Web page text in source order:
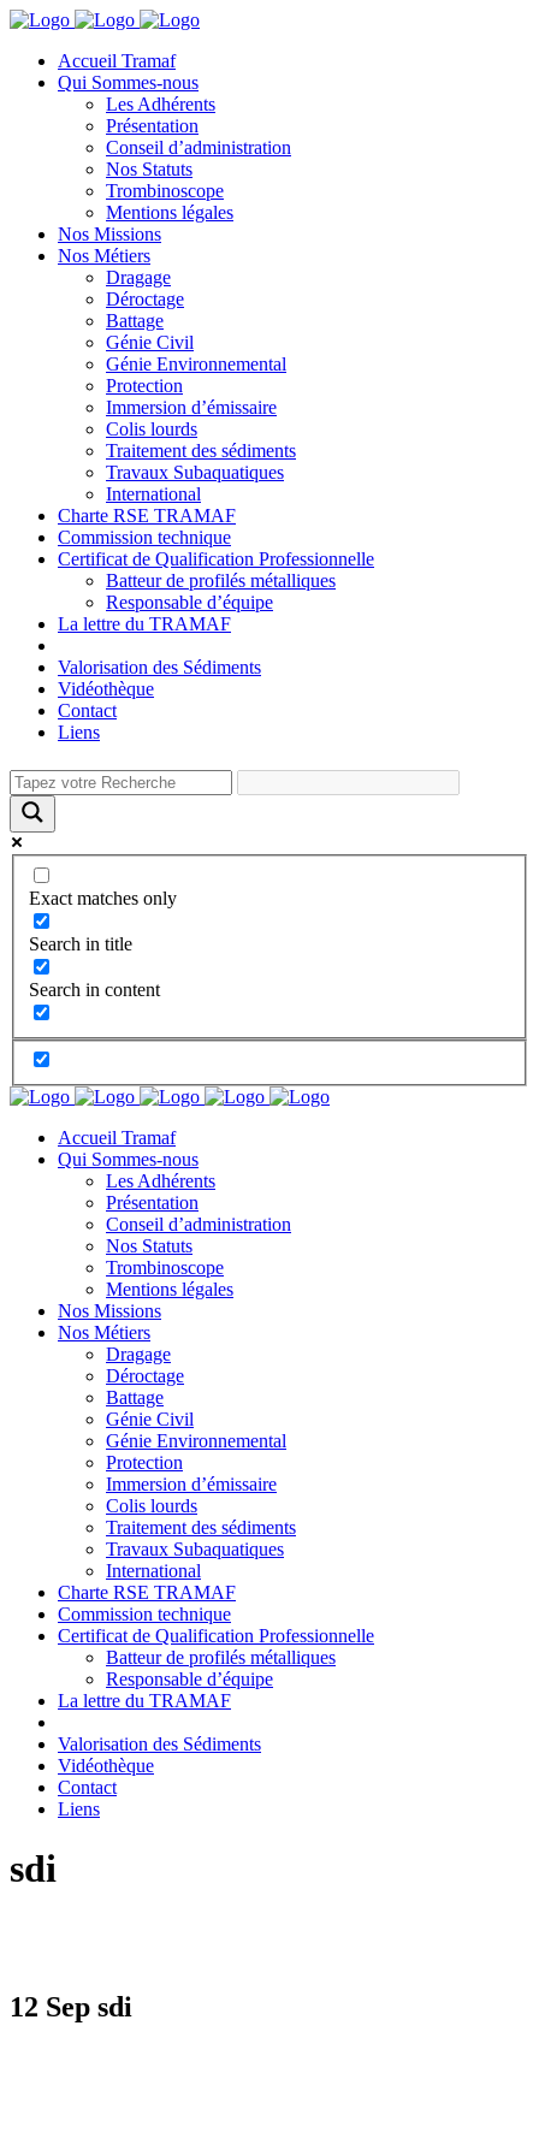
Accueil Tramaf
Qui Sommes-nous
Les Adhérents
Présentation
Conseil d’administration
Nos Statuts
Trombinoscope
Mentions légales
Nos Missions
Nos Métiers
Dragage
Déroctage
Battage
Génie Civil
Génie Environnemental
Protection
Immersion d’émissaire
Colis lourds
Traitement des sédiments
Travaux Subaquatiques
International
Charte RSE TRAMAF
Commission technique
Certificat de Qualification Professionnelle
Batteur de profilés métalliques
Responsable d’équipe
La lettre du TRAMAF
Valorisation des Sédiments
Vidéothèque
Contact
Liens
Exact matches only
Search in title
Search in content
Accueil Tramaf
Qui Sommes-nous
Les Adhérents
Présentation
Conseil d’administration
Nos Statuts
Trombinoscope
Mentions légales
Nos Missions
Nos Métiers
Dragage
Déroctage
Battage
Génie Civil
Génie Environnemental
Protection
Immersion d’émissaire
Colis lourds
Traitement des sédiments
Travaux Subaquatiques
International
Charte RSE TRAMAF
Commission technique
Certificat de Qualification Professionnelle
Batteur de profilés métalliques
Responsable d’équipe
La lettre du TRAMAF
Valorisation des Sédiments
Vidéothèque
Contact
Liens
sdi
12 Sep sdi